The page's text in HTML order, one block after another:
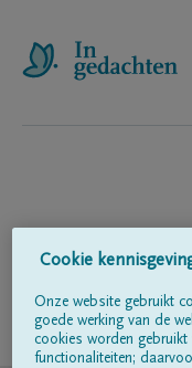
Volg ons op
Cookie
Onze website gebruikt
goede werking van de
cookies worden
functionaliteiten;